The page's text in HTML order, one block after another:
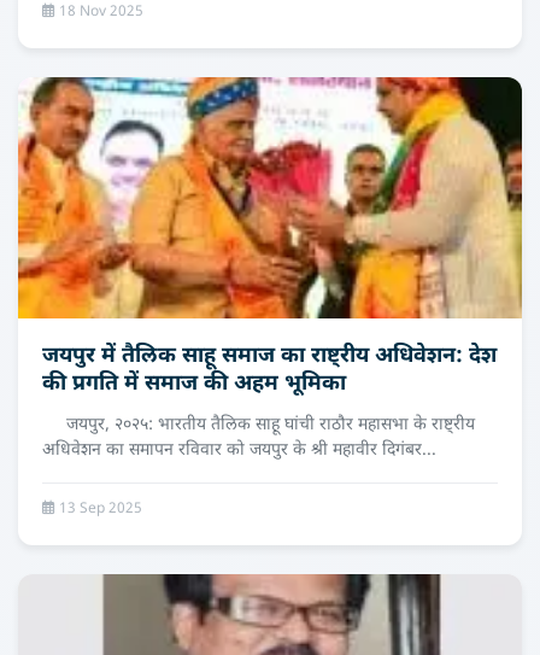
18 Nov 2025
जयपुर में तैलिक साहू समाज का राष्ट्रीय अधिवेशन: देश
की प्रगति में समाज की अहम भूमिका
जयपुर, २०२५: भारतीय तैलिक साहू घांची राठौर महासभा के राष्ट्रीय
अधिवेशन का समापन रविवार को जयपुर के श्री महावीर दिगंबर...
13 Sep 2025